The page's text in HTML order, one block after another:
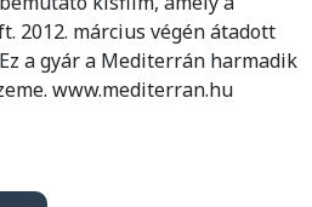
2012. március végén átadott
a gyár a Mediterrán harmadik
www.mediterran.hu